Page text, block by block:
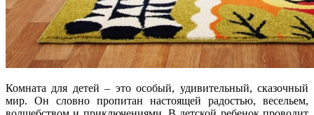
Комната для детей – это особый, удивительный, сказочный
мир. Он словно пропитан настоящей радостью, весельем,